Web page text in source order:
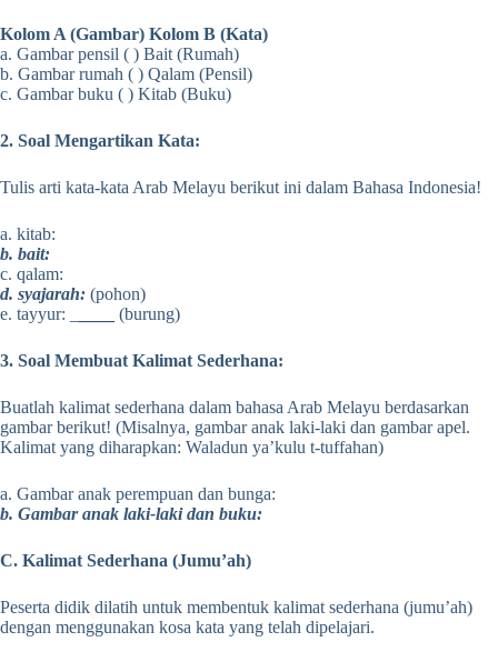
Kolom A (Gambar) Kolom B (Kata)
a. Gambar pensil ( ) Bait (Rumah)
b. Gambar rumah ( ) Qalam (Pensil)
c. Gambar buku ( ) Kitab (Buku)
2. Soal Mengartikan Kata:
Tulis arti kata-kata Arab Melayu berikut ini dalam Bahasa Indonesia!
a. kitab:
b. bait:
c. qalam:
d. syajarah: (pohon)
e. tayyur: _
(burung)
3. Soal Membuat Kalimat Sederhana:
Buatlah kalimat sederhana dalam bahasa Arab Melayu berdasarkan
gambar berikut! (Misalnya, gambar anak laki-laki dan gambar apel.
Kalimat yang diharapkan: Waladun ya’kulu t-tuffahan)
a. Gambar anak perempuan dan bunga:
b. Gambar anak laki-laki dan buku:
C. Kalimat Sederhana (Jumu’ah)
Peserta didik dilatih untuk membentuk kalimat sederhana (jumu’ah)
dengan menggunakan kosa kata yang telah dipelajari.